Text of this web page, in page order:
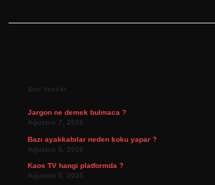
Son Yazılar
Jargon ne demek bulmaca ?
Ağustos 7, 2026
Bazı ayakkabılar neden koku yapar ?
Ağustos 6, 2026
Kaos TV hangi platformda ?
Ağustos 5, 2026